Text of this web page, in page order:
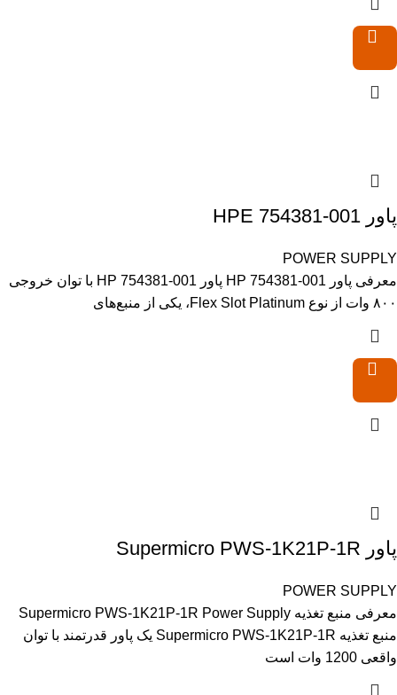
پاور HPE 754381-001
POWER SUPPLY
معرفی پاور HP 754381-001 پاور HP 754381-001 با توان خروجی
۸۰۰ وات از نوع Flex Slot Platinum، یکی از منبع‌های
پاور Supermicro PWS-1K21P-1R
POWER SUPPLY
معرفی منبع تغذیه Supermicro PWS-1K21P-1R Power Supply
منبع تغذیه Supermicro PWS-1K21P-1R یک پاور قدرتمند با توان
واقعی 1200 وات است